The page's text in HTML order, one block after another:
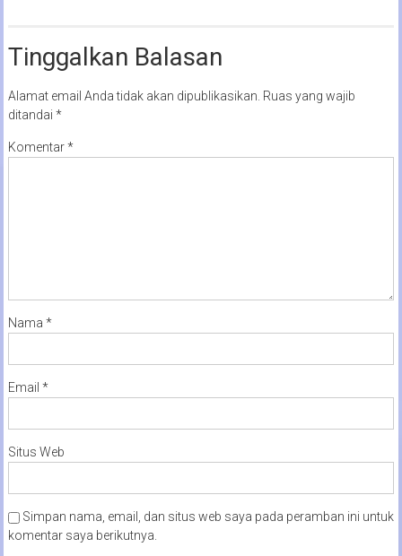
Tinggalkan Balasan
Alamat email Anda tidak akan dipublikasikan. Ruas yang wajib
ditandai *
Komentar*
Nama *
Email *
Situs Web
Simpan nama, email, dan situs web saya pada peramban ini untuk
komentar saya berikutnya.